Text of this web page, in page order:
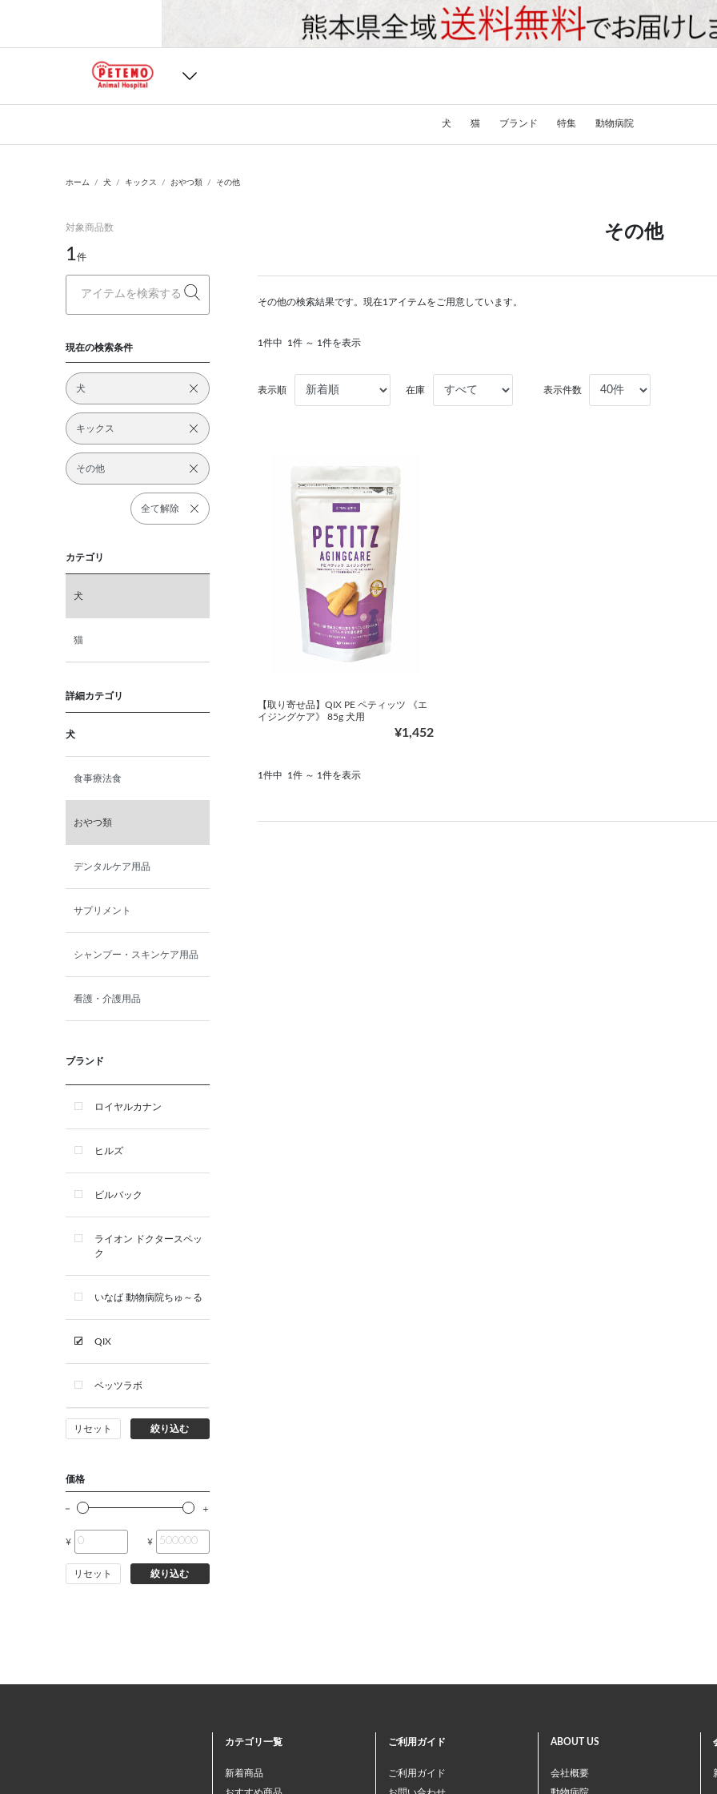
犬 猫 ブランド 特集 動物病院
ホーム 犬 キックス おやつ類 その他
対象商品数
1件
現在の検索条件
犬
キックス
その他
全て解除
カテゴリ
犬
猫
詳細カテゴリ
犬
食事療法食
おやつ類
デンタルケア用品
サプリメント
シャンプー・スキンケア用品
看護・介護用品
ブランド
ロイヤルカナン
ヒルズ
ビルバック
ライオン ドクタースペッ
ク
いなば 動物病院ちゅ～る
QIX
ベッツラボ
リセット 絞り込む
価格
¥ ¥
リセット 絞り込む
その他
その他の検索結果です。現在1アイテムをご用意しています。
1件中 1件 ～ 1件を表示
表示順 在庫 表示件数
【取り寄せ品】QIX PE ペティッツ 《エ
イジングケア》 85g 犬用
¥1,452
1件中 1件 ～ 1件を表示
カテゴリ一覧
新着商品
ご利用ガイド
ご利用ガイド
ABOUT US
会社概要